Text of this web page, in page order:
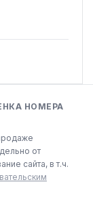
от
сайта, в т.ч.
НОМЕРА